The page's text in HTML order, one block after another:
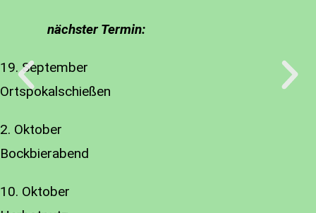
nächster Termin:
19. September
Ortspokalschießen
2. Oktober
Bockbierabend
10. Oktober